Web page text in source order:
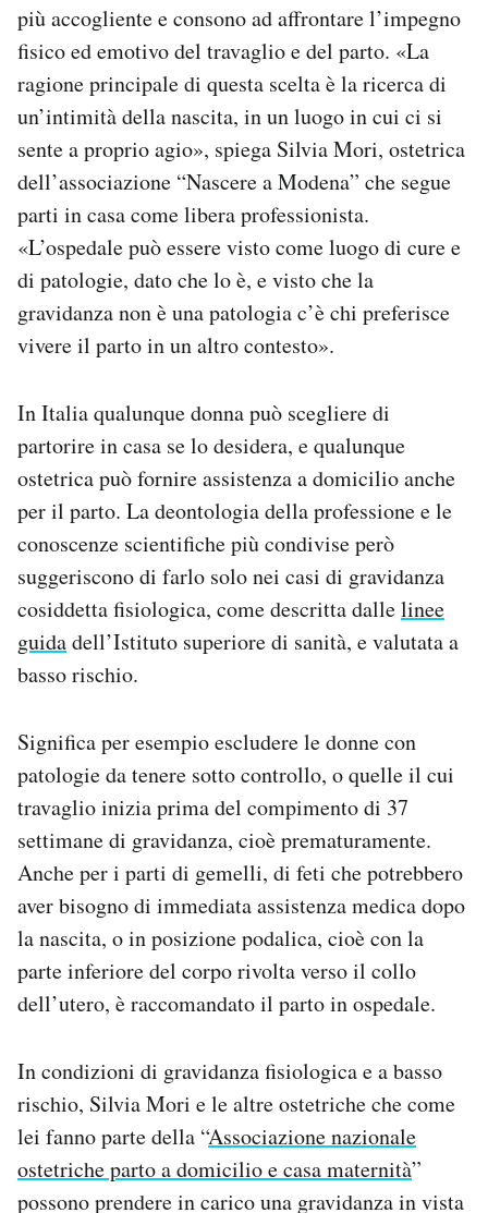
più accogliente e consono ad affrontare l’impegno
fisico ed emotivo del travaglio e del parto. «La
ragione principale di questa scelta è la ricerca di
un’intimità della nascita, in un luogo in cui ci si
sente a proprio agio», spiega Silvia Mori, ostetrica
dell’associazione “Nascere a Modena” che segue
parti in casa come libera professionista.
«L’ospedale può essere visto come luogo di cure e
di patologie, dato che lo è, e visto che la
gravidanza non è una patologia c’è chi preferisce
vivere il parto in un altro contesto».
In Italia qualunque donna può scegliere di
partorire in casa se lo desidera, e qualunque
ostetrica può fornire assistenza a domicilio anche
per il parto. La deontologia della professione e le
conoscenze scientifiche più condivise però
suggeriscono di farlo solo nei casi di gravidanza
cosiddetta fisiologica, come descritta dallelinee
guidadell’Istituto superiore di sanità, e valutata a
basso rischio.
Significa per esempio escludere le donne con
patologie da tenere sotto controllo, o quelle il cui
travaglio inizia prima del compimento di 37
settimane di gravidanza, cioè prematuramente.
Anche per i parti di gemelli, di feti che potrebbero
aver bisogno di immediata assistenza medica dopo
la nascita, o in posizione podalica, cioè con la
parte inferiore del corpo rivolta verso il collo
dell’utero, è raccomandato il parto in ospedale.
In condizioni di gravidanza fisiologica e a basso
rischio, Silvia Mori e le altre ostetriche che come
lei fanno parte della “Associazione nazionale
ostetriche parto a domicilio e casa maternità”
possono prendere in carico una gravidanza in vista